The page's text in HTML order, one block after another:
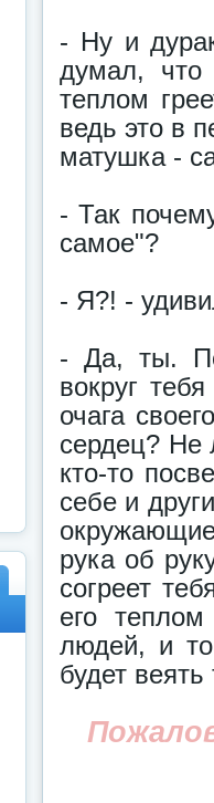
- Ну и
думал, что
теплом
ведь это в
матушка -
- Так
самое"?
- Я?! -
- Да, ты.
вокруг
очага
сердец? Не
кто-то
себе и
рука об
согреет
его
людей, и
будет